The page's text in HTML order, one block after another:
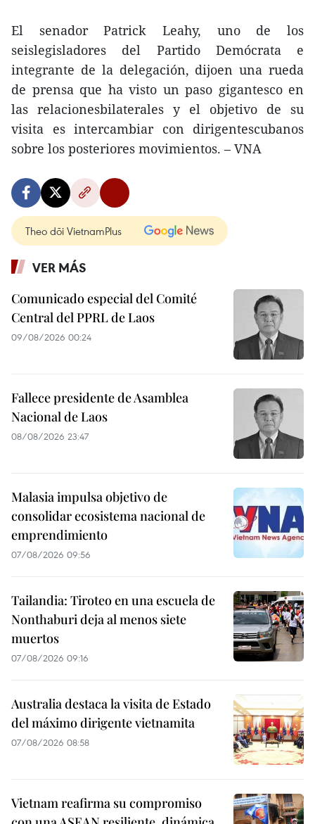
El senador Patrick Leahy, uno de los
seislegisladores del Partido Demócrata e
integrante de la delegación, dijoen una rueda
de prensa que ha visto un paso gigantesco en
las relacionesbilaterales y el objetivo de su
visita es intercambiar con dirigentescubanos
sobre los posteriores movimientos. – VNA
Theo dõi VietnamPlus
VER MÁS
Comunicado especial del Comité
Central del PPRL de Laos
09/08/2026 00:24
Fallece presidente de Asamblea
Nacional de Laos
08/08/2026 23:47
Malasia impulsa objetivo de
consolidar ecosistema nacional de
emprendimiento
07/08/2026 09:56
Tailandia: Tiroteo en una escuela de
Nonthaburi deja al menos siete
muertos
07/08/2026 09:16
Australia destaca la visita de Estado
del máximo dirigente vietnamita
07/08/2026 08:58
Vietnam reafirma su compromiso